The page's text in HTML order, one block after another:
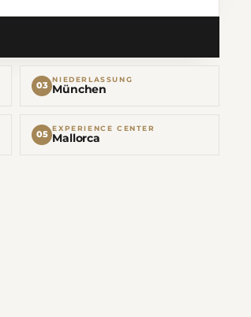
03
NIEDERLASSUNG
München
05
EXPERIENCE CENTER
Mallorca